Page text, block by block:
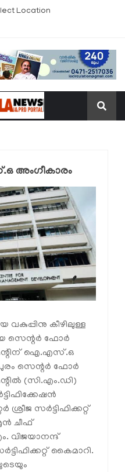
Location
അംഗീകാരം
കീഴിലുള്ള
സെന്റർ ഫോർ
ഐ.എസ്.ഒ
സെന്റർ ഫോർ
(സി.എം.ഡി)
സർട്ടിഫിക്കറ്റ്
ചീഫ്
വിജയാനന്ദ്
കൈമാറി.